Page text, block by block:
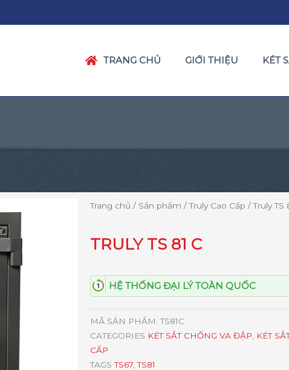
TRANG CHỦ GIỚI THIỆU KÉT
Trang chủ / Sản phẩm /Truly Cao Cấp / Truly TS
TRULY TS 81 C
HỆ THỐNG ĐẠI LÝ TOÀN QUỐC
MÃ SẢN PHẨM:TS81C
CATEGORIES KÉT SẮT CHỐNG VA ĐẬP KÉT
CẤP
TAGS TS67 ,TS81